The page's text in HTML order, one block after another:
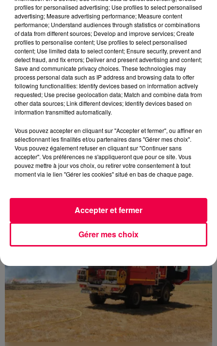
5 août 2026
Des assiettes Linvosges rappelées pour
Du plomb a été détecté dans deux assiettes en
céramique vendues entre 2020 et 2022 par Linvosges.
profiles for personalised advertising; Use profiles to select personalised
advertising; Measure advertising performance; Measure content
performance; Understand audiences through statistics or combinations
of data from different sources; Develop and improve services; Create
profiles to personalise content; Use profiles to select personalised
content; Use limited data to select content; Ensure security, prevent and
detect fraud, and fix errors; Deliver and present advertising and content;
Save and communicate privacy choices. These technologies may
process personal data such as IP address and browsing data to offer
following functionalities: Identify devices based on information actively
requested; Use precise geolocation data; Match and combine data from
other data sources; Link different devices; Identify devices based on
information transmitted automatically.
Vous pouvez accepter en cliquant sur "Accepter et fermer", ou affiner en
sélectionnant les finalités et/ou partenaires dans "Gérer mes choix".
Vous pouvez également refuser en cliquant sur "Continuer sans
accepter". Vos préférences ne s'appliqueront que pour ce site. Vous
pouvez mettre à jour vos choix, ou retirer votre consentement à tout
moment via le lien "Gérer les cookies" situé en bas de chaque page.
Gérer mes choix
Accepter et fermer